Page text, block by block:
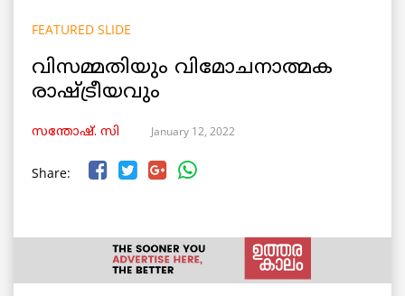
FEATURED SLIDE
വിസമ്മതിയും വിമോചനാത്മക
രാഷ്ട്രീയവും
സന്തോഷ്‌. സി January 12, 2022
Share: